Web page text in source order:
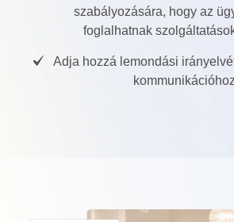
szabályozására, hogy az
foglalhatnak
Adja hozzá lemondási